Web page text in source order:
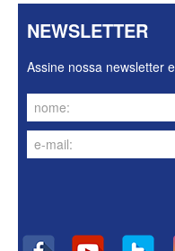
NEWSLETTER
Assine nossa newsletter